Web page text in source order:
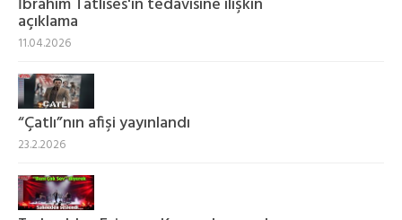
açıklama
11.04.2026
“Çatlı”nın afişi yayınlandı
23.2.2026